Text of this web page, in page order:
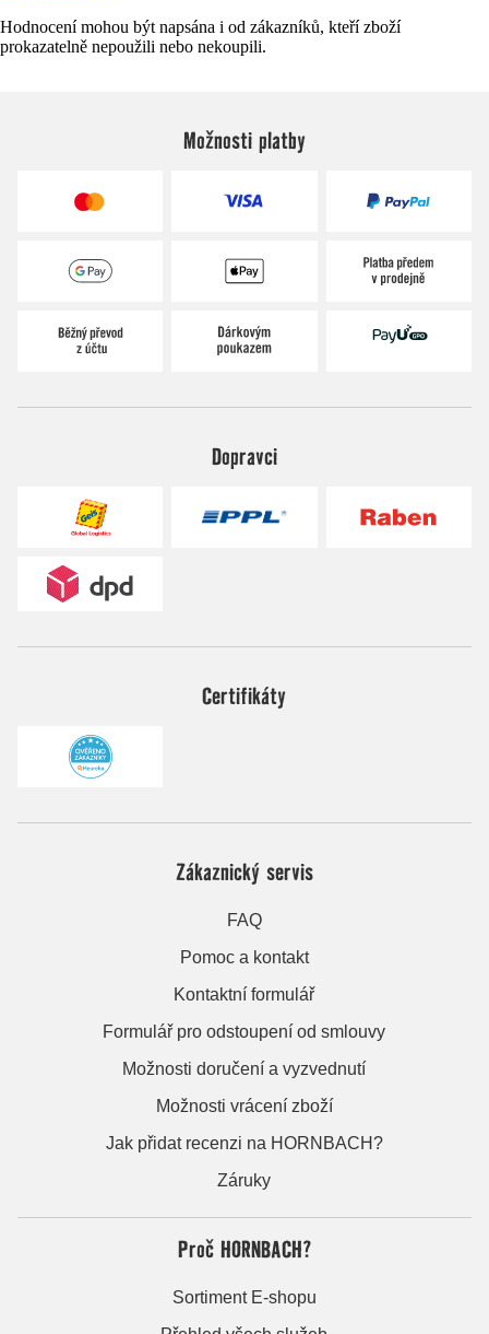
Hodnocení mohou být napsána i od zákazníků, kteří zboží
prokazatelně nepoužili nebo nekoupili.
Možnosti platby
Dopravci
Certifikáty
Zákaznický servis
FAQ
Pomoc a kontakt
Kontaktní formulář
Formulář pro odstoupení od smlouvy
Možnosti doručení a vyzvednutí
Možnosti vrácení zboží
Jak přidat recenzi na HORNBACH?
Záruky
Proč HORNBACH?
Sortiment E-shopu